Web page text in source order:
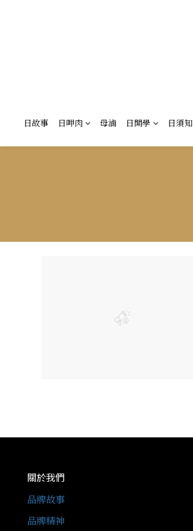
日故事 日呷肉 母滷 日開學 日須知
關於我們
品牌故事
品牌精神